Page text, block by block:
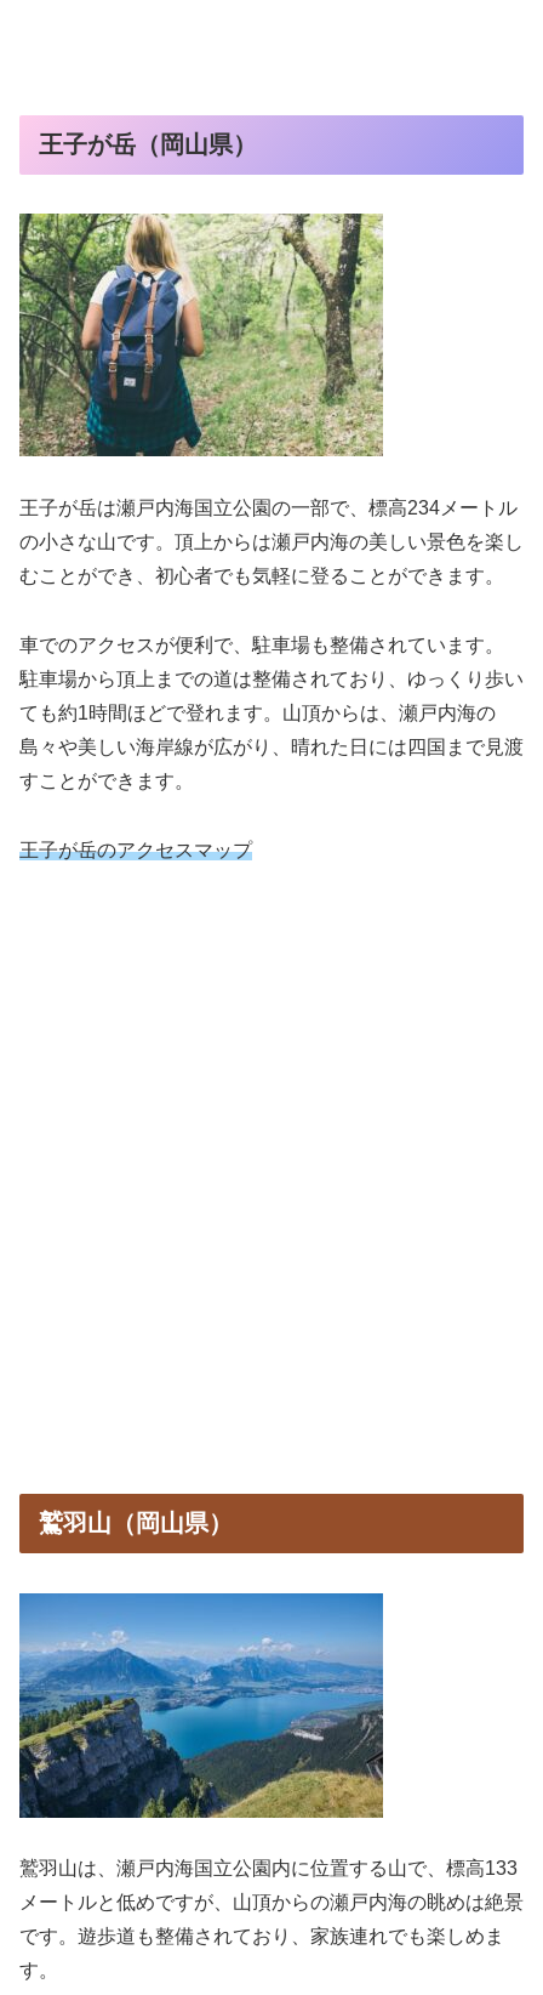
王子が岳（岡山県）
王子が岳は瀬戸内海国立公園の一部で、標高234メートル
の小さな山です。頂上からは瀬戸内海の美しい景色を楽し
むことができ、初心者でも気軽に登ることができます。
車でのアクセスが便利で、駐車場も整備されています。
駐車場から頂上までの道は整備されており、ゆっくり歩い
ても約1時間ほどで登れます。山頂からは、瀬戸内海の
島々や美しい海岸線が広がり、晴れた日には四国まで見渡
すことができます。
王子が岳のアクセスマップ
鷲羽山（岡山県）
鷲羽山は、瀬戸内海国立公園内に位置する山で、標高133
メートルと低めですが、山頂からの瀬戸内海の眺めは絶景
です。遊歩道も整備されており、家族連れでも楽しめま
す。